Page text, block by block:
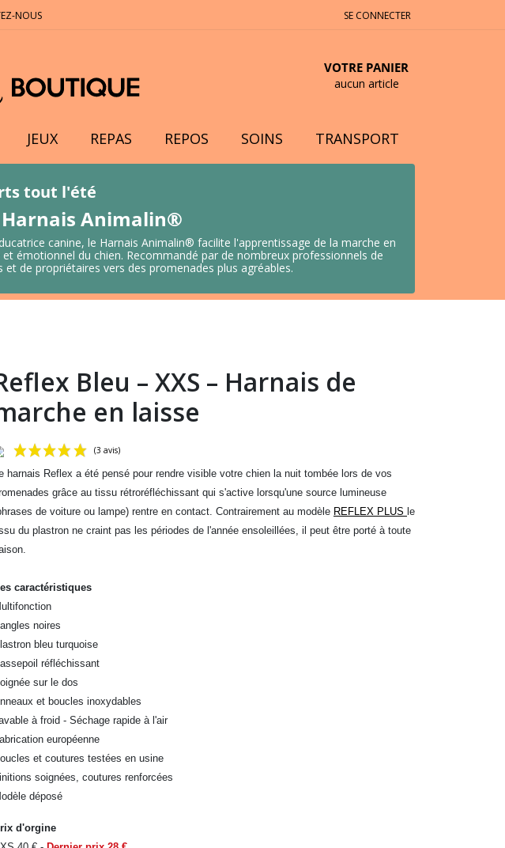
NOUS SE CONNECTER
VOTRE PANIER
aucun article
JEUX REPAS REPOS SOINS TRANSPORT
tout l'été
Animalin®
canine, le Harnais Animalin® facilite l'apprentissage de la marche en
émotionnel du chien. Recommandé par de nombreux professionnels de
de propriétaires vers des promenades plus agréables.
Bleu – XXS – Harnais de
en laisse
(3 avis)
harnais Reflex a été pensé pour rendre visible votre chien la nuit tombée lors de vos
grâce au tissu rétroréfléchissant qui s'active lorsqu'une source lumineuse
de voiture ou lampe) rentre en contact. Contrairement au modèle REFLEX PLUS le
du plastron ne craint pas les périodes de l'année ensoleillées, il peut être porté à toute
caractéristiques
noires
bleu turquoise
réfléchissant
sur le dos
et boucles inoxydables
à froid - Séchage rapide à l'air
européenne
et coutures testées en usine
soignées, coutures renforcées
déposé
d'orgine